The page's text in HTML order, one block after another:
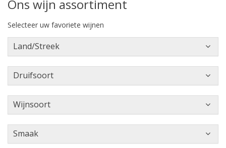
Ons wijn assortiment
Selecteer uw favoriete wijnen
Land/Streek
Druifsoort
Wijnsoort
Smaak